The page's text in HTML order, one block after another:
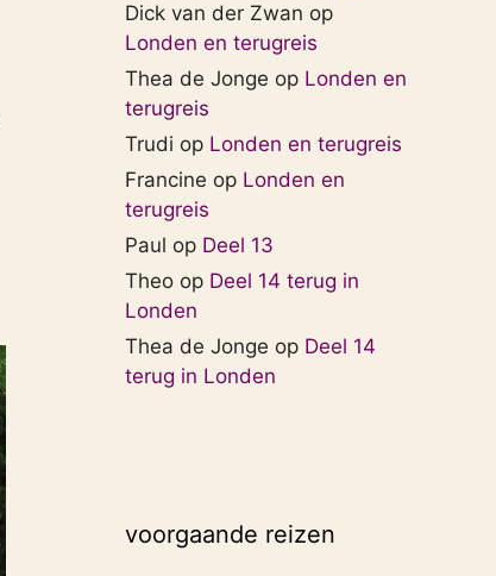
Dick van der Zwan op
Londen en terugreis
Thea de Jonge op Londen en
terugreis
Trudi op Londen en terugreis
Francine op Londen en
terugreis
Paul op Deel 13
Theo op Deel 14 terug in
Londen
Thea de Jonge op Deel 14
terug in Londen
voorgaande reizen